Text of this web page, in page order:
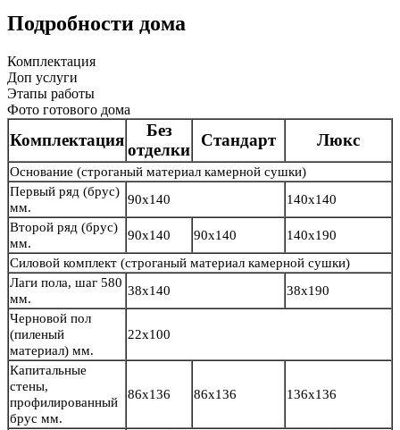
Подробности дома
Комплектация
Доп услуги
Этапы работы
Фото готового дома
Комплектация
Без
отделки
Стандарт Люкс
Основание (строганый материал камерной сушки)
Первый ряд (брус)
мм.
90х140
140х140
Второй ряд (брус)
мм.
90х140 90х140
140х190
Силовой комплект (строганый материал камерной сушки)
Лаги пола, шаг 580
мм.
38х140
38х190
Черновой пол
(пиленый
материал) мм.
22х100
Капитальные
стены,
профилированный
брус мм.
86х136 86х136 136х136